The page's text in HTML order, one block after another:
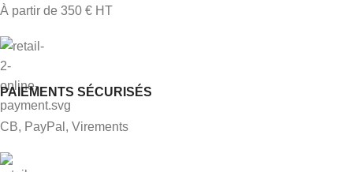
À partir de 350 € HT
PAIEMENTS SÉCURISÉS
CB, PayPal, Virements